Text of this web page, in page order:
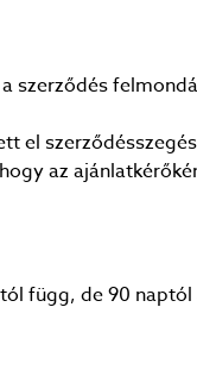
szerződés
el
az
függ, de 90 naptól